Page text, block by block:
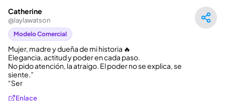
Catherine
@laylawatson
Modelo Comercial
Mujer, madre y dueña de mi historia 🔥
Elegancia, actitud y poder en cada paso.
No pido atención, la atraigo. El poder no se explica, se
siente.”
“Ser
Enlace